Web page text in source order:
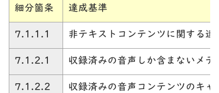
細分箇条 達成基準
7.1.1.1 非テキストコンテンツに関する達
7.1.2.1 収録済みの音声しか含まないメ
7.1.2.2 収録済みの音声コンテンツのキ